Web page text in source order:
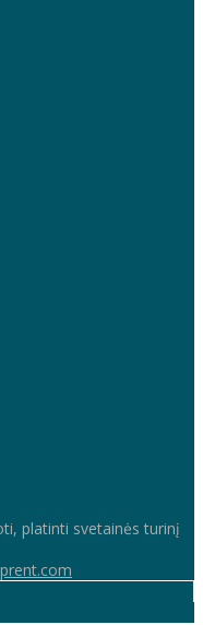
platinti svetainės turinį